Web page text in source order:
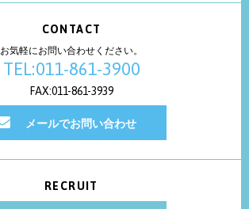
CONTACT
お気軽にお問い合わせください。
TEL:011-861-3900
FAX:011-861-3939
メールでお問い合わせ
RECRUIT